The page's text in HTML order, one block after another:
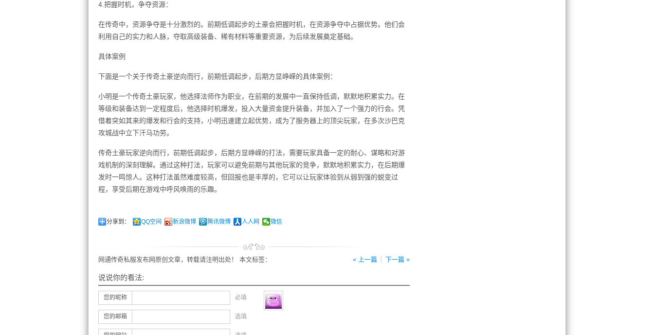
4.把握时机，争夺资源：
在传奇中，资源争夺是十分激烈的。前期低调起步的土豪会把握时机，在资源争夺中占据优势。他们会
利用自己的实力和人脉，夺取高级装备、稀有材料等重要资源，为后续发展奠定基础。
具体案例
下面是一个关于传奇土豪逆向而行，前期低调起步，后期方显峥嵘的具体案例：
小明是一个传奇土豪玩家，他选择法师作为职业，在前期的发展中一直保持低调，默默地积累实力。在
等级和装备达到一定程度后，他选择时机爆发，投入大量资金提升装备，并加入了一个强力的行会。凭
借着突如其来的爆发和行会的支持，小明迅速建立起优势，成为了服务器上的顶尖玩家，在多次沙巴克
攻城战中立下汗马功劳。
传奇土豪玩家逆向而行，前期低调起步，后期方显峥嵘的打法，需要玩家具备一定的耐心、谋略和对游
戏机制的深刻理解。通过这种打法，玩家可以避免前期与其他玩家的竞争，默默地积累实力，在后期爆
发时一鸣惊人。这种打法虽然难度较高，但回报也是丰厚的，它可以让玩家体验到从弱到强的蜕变过
程，享受后期在游戏中呼风唤雨的乐趣。
分享到： QQ空间 新浪微博 腾讯微博 人人网 微信
« 上一篇 下一篇 »
网通传奇私服发布网原创文章，转载请注明出处！ 本文标签：
说说你的看法:
您的昵称 必填
您的邮箱 选填